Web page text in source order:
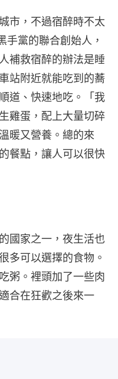
市，不過宿醉時不太
黨的聯合創始人，
補救宿醉的辦法是睡
站附近就能吃到的蕎
道、快速地吃。「我
雞蛋，配上大量切碎
暖又營養。總的來
餐點，讓人可以很快
國家之一，夜生活也
多可以選擇的食物。
粥。裡頭加了一些肉
合在狂歡之後來一